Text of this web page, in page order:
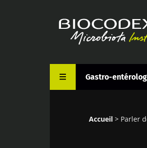
Gastro-
Accueil Parler